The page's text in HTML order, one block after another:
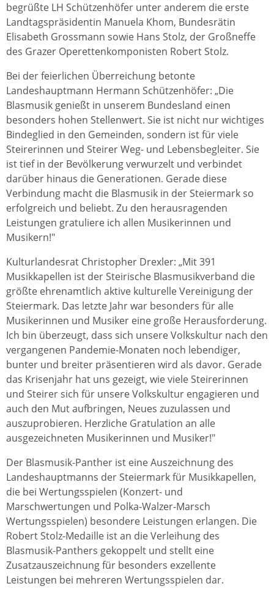
begrüßte LH Schützenhöfer unter anderem die erste
Landtagspräsidentin Manuela Khom, Bundesrätin
Elisabeth Grossmann sowie Hans Stolz, der Großneffe
des Grazer Operettenkomponisten Robert Stolz.
Bei der feierlichen Überreichung betonte
Landeshauptmann Hermann Schützenhöfer: „Die
Blasmusik genießt in unserem Bundesland einen
besonders hohen Stellenwert. Sie ist nicht nur wichtiges
Bindeglied in den Gemeinden, sondern ist für viele
Steirerinnen und Steirer Weg- und Lebensbegleiter. Sie
ist tief in der Bevölkerung verwurzelt und verbindet
darüber hinaus die Generationen. Gerade diese
Verbindung macht die Blasmusik in der Steiermark so
erfolgreich und beliebt. Zu den herausragenden
Leistungen gratuliere ich allen Musikerinnen und
Musikern!"
Kulturlandesrat Christopher Drexler: „Mit 391
Musikkapellen ist der Steirische Blasmusikverband die
größte ehrenamtlich aktive kulturelle Vereinigung der
Steiermark. Das letzte Jahr war besonders für alle
Musikerinnen und Musiker eine große Herausforderung.
Ich bin überzeugt, dass sich unsere Volkskultur nach den
vergangenen Pandemie-Monaten noch lebendiger,
bunter und breiter präsentieren wird als davor. Gerade
das Krisenjahr hat uns gezeigt, wie viele Steirerinnen
und Steirer sich für unsere Volkskultur engagieren und
auch den Mut aufbringen, Neues zuzulassen und
auszuprobieren. Herzliche Gratulation an alle
ausgezeichneten Musikerinnen und Musiker!"
Der Blasmusik-Panther ist eine Auszeichnung des
Landeshauptmanns der Steiermark für Musikkapellen,
die bei Wertungsspielen (Konzert- und
Marschwertungen und Polka-Walzer-Marsch
Wertungsspielen) besondere Leistungen erlangen. Die
Robert Stolz-Medaille ist an die Verleihung des
Blasmusik-Panthers gekoppelt und stellt eine
Zusatzauszeichnung für besonders exzellente
Leistungen bei mehreren Wertungsspielen dar.